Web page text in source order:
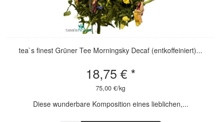
tea`s finest Grüner Tee Morningsky Decaf (entkoffeiniert)...
18,75 € *
75,00 €/kg
Diese wunderbare Komposition eines lieblichen,...